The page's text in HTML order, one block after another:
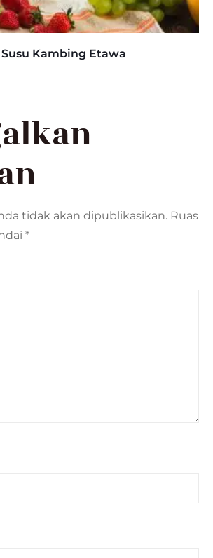
Susu Kambing Etawa
tidak akan dipublikasikan. Ruas
*